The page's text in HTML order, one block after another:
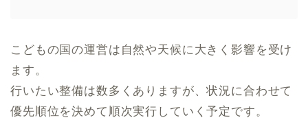
こどもの国の運営は自然や天候に大きく影響を受け
ます。
行いたい整備は数多くありますが、状況に合わせて
優先順位を決めて順次実行していく予定です。